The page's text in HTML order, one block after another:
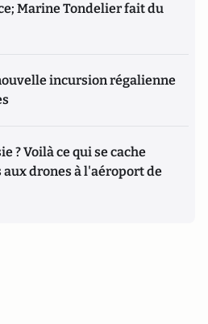
Marine Tondelier fait du
incursion régalienne
? Voilà ce qui se cache
drones à l'aéroport de